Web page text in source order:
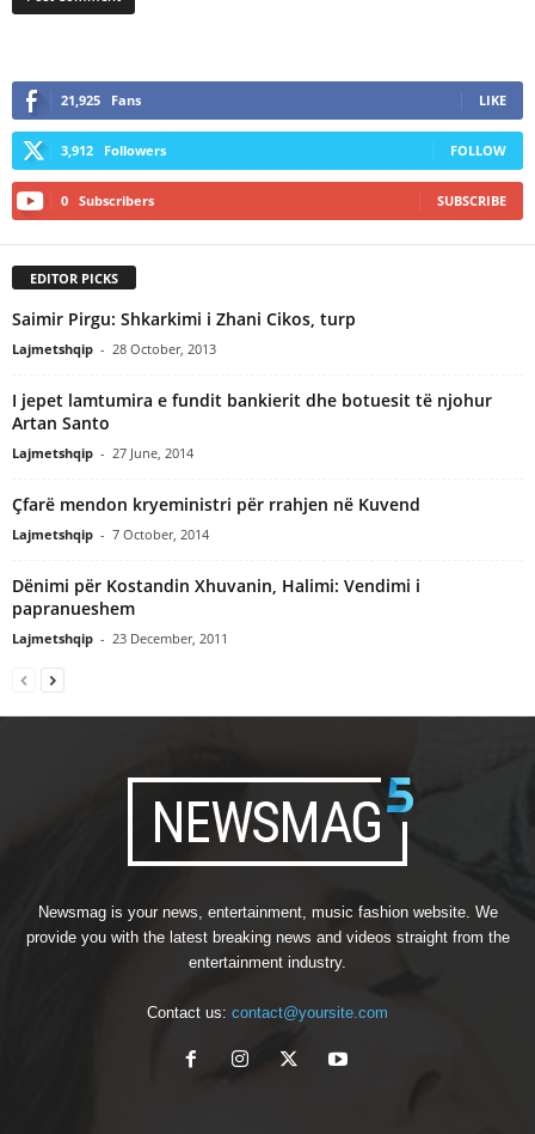
21,925 Fans LIKE
3,912 Followers FOLLOW
0 Subscribers SUBSCRIBE
EDITOR PICKS
Saimir Pirgu: Shkarkimi i Zhani Cikos, turp
Lajmetshqip - 28 October, 2013
I jepet lamtumira e fundit bankierit dhe botuesit të njohur
Artan Santo
Lajmetshqip - 27 June, 2014
Çfarë mendon kryeministri për rrahjen në Kuvend
Lajmetshqip - 7 October, 2014
Dënimi për Kostandin Xhuvanin, Halimi: Vendimi i
papranueshem
Lajmetshqip - 23 December, 2011
Newsmag is your news, entertainment, music fashion website. We
provide you with the latest breaking news and videos straight from the
entertainment industry.
Contact us: contact@yoursite.com